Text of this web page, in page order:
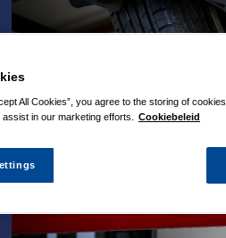
All Cookies”, you agree to the storing of
in our marketing efforts.
Cookiebeleid